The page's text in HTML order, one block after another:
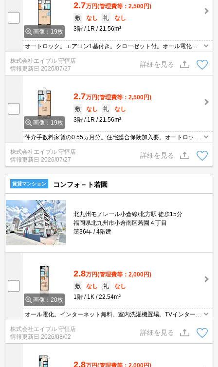
画像：19枚
2.7万円(管理費等：2,500円)
敷
なし 礼
なし
3階
1R 21.56m²
オートロック。エアコン1基付き。クローゼット付。オール電化。
仲介手数料家賃の0.55ヶ月分。住宅総合保険加入要。オール電化。I
H調理器付き。最上階角部屋。閑静な住宅街。オートロック。屋根
付駐輪場。
株式会社エイブル 守恒店
情報更新日 2026/07/27
詳細を見る
画像：19枚
2.7万円(管理費等：2,500円)
敷
なし 礼
なし
3階
1R 21.56m²
仲介手数料家賃の0.55ヵ月分。住宅総合保険加入要。オートロッ
ク。最上階角部屋。閑静な住宅街。IH調理器付き。TVモニターホン
有。シューズボックス付き。屋根付駐輪場。
株式会社エイブル 守恒店
情報更新日 2026/07/27
詳細を見る
賃貸マンション コンフォ－ト若園
北九州モノレール小倉線/北方駅 徒歩15分
福岡県北九州市小倉南区若園４丁目
築36年
4階建
画像：20枚
2.8万円(管理費等：2,000円)
敷
なし 礼
なし
1階
1K 22.54m²
オール電化。インターネット無料。室内洗濯機置場。TVインターホ
ン付き。鍵交換代22,000円。清掃費27,500円。仲介手数料家賃の0.
55ヵ月分(税込)。引越指定業者あり。
株式会社エイブル 守恒店
情報更新日 2026/08/02
詳細を見る
2.8万円(管理費等：2,000円)